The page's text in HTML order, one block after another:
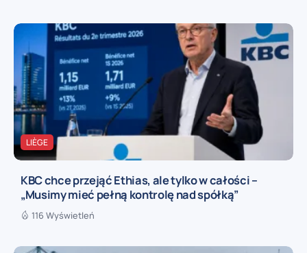
LIÈGE
KBC chce przejąć Ethias, ale tylko w całości –
„Musimy mieć pełną kontrolę nad spółką”
116 Wyświetleń